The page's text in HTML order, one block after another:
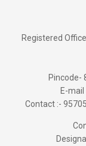
Registered
Pincode-
E-
Contact :-